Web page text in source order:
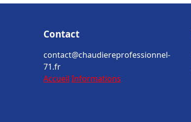
Contact
contact@chaudiereprofessionnel-
71.fr
Accueil Informations